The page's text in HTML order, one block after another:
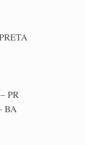
PR
BA